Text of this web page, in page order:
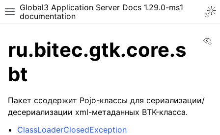
Global3 Application Server Docs 1.29.0-ms1
documentation
ru.bitec.gtk.core.s
bt
Пакет ссодержит Pojo-классы для сериализации/
десериализации xml-метаданных BTK-класса.
ClassLoaderClosedException